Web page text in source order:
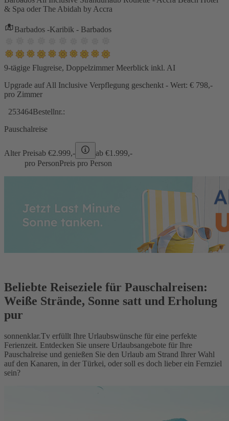
& Spa oder The Abidah by Accra
Barbados -Karibik - Barbados
9-tägige Flugreise, Doppelzimmer Meerblick inkl. AI
Upgrade auf All Inclusive Verpflegung geschenkt - Wert: € 798,-
pro Zimmer
253464Bestellnr.:
Pauschalreise
Alter Preisab €2.999,- ab €1.999,-
pro PersonPreis pro Person
Beliebte Reiseziele für Pauschalreisen:
Weiße Strände, Sonne satt und Erholung
pur
sonnenklar.Tv erfüllt Ihre Urlaubswünsche für eine perfekte
Ferienzeit. Entdecken Sie unsere Urlaubsangebote für Ihre
Pauschalreise und genießen Sie den Urlaub am Strand Ihrer Wahl
auf den Kanaren, in der Türkei, oder soll es doch lieber ein Fernziel
sein?